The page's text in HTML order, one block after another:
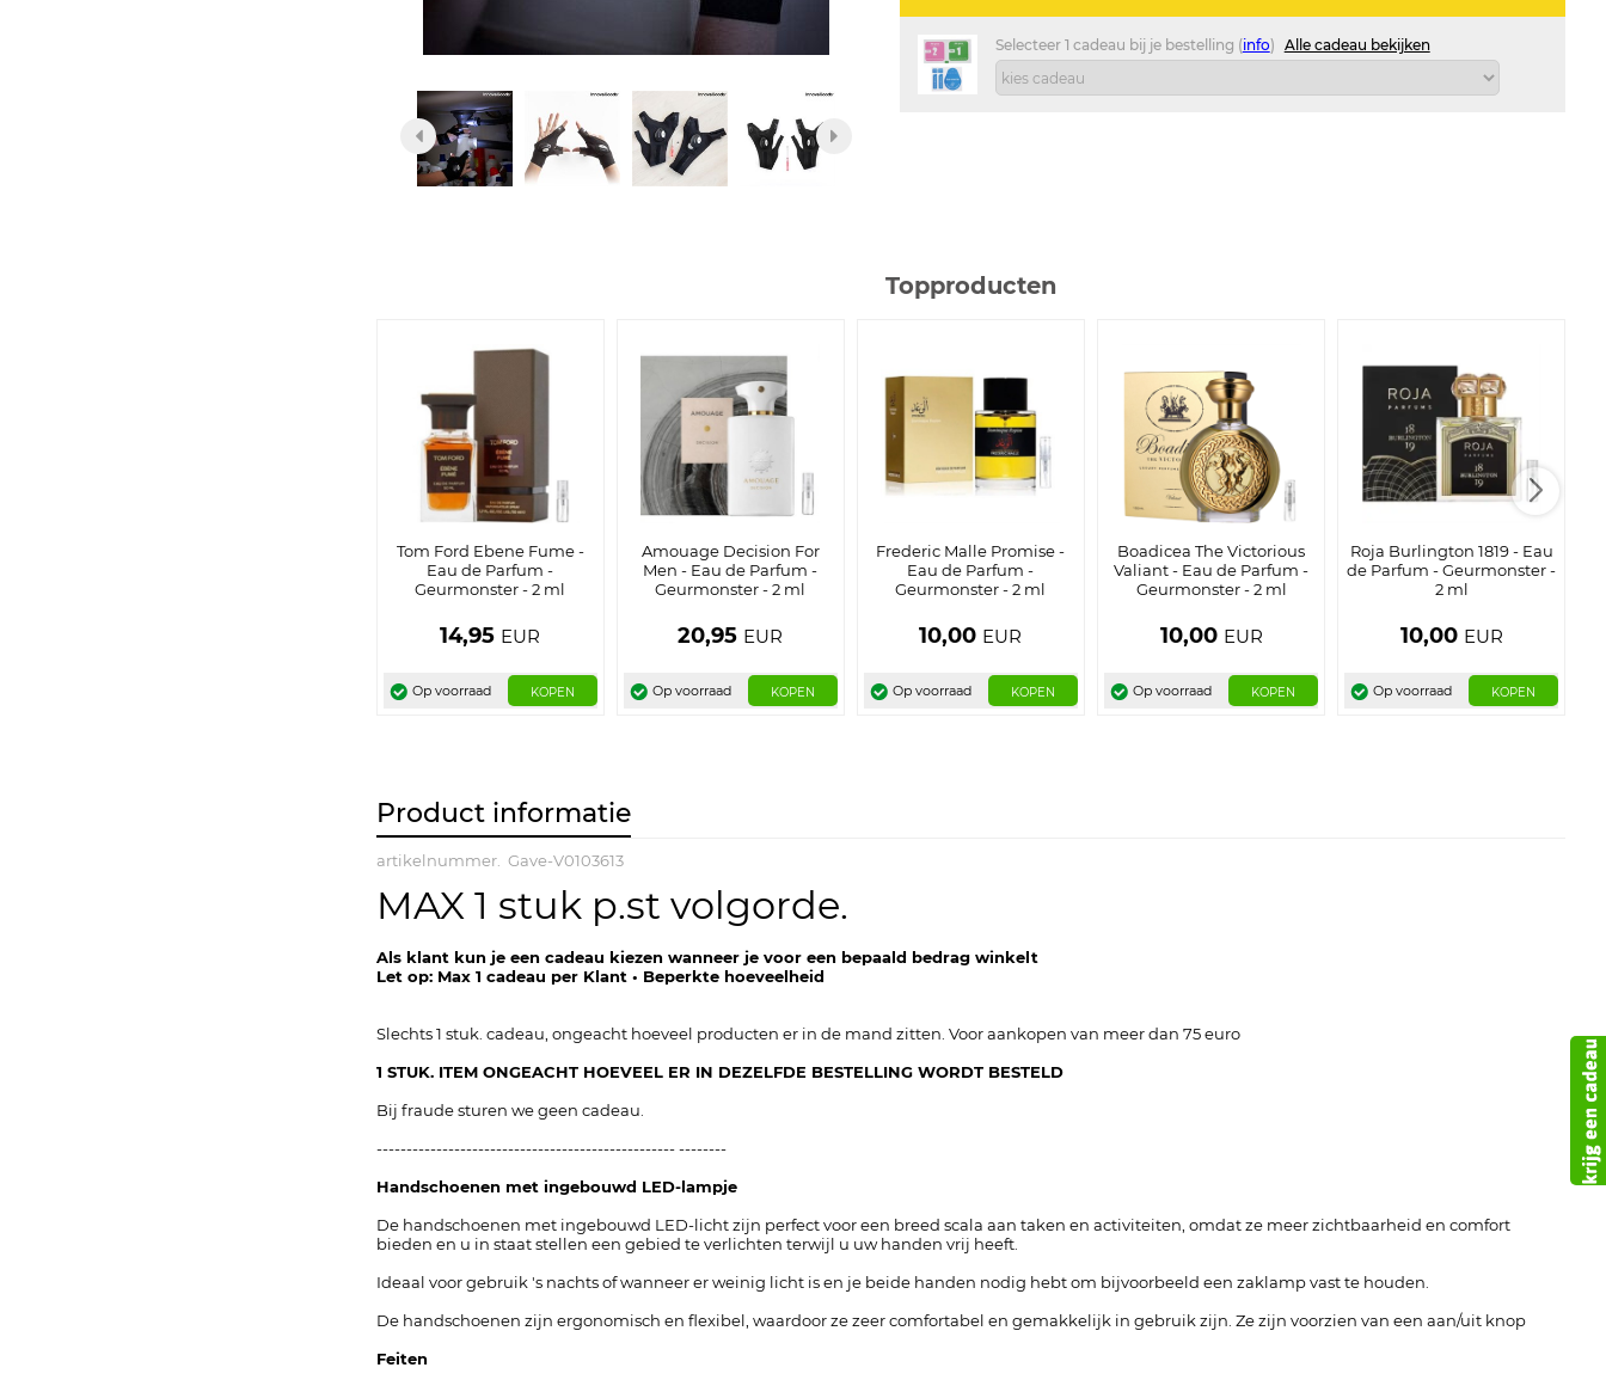
Selecteer 1 cadeau bij je bestelling (info) Alle cadeau bekijken
Topproducten
Tom Ford Ebene Fume -
Eau de Parfum -
Geurmonster - 2 ml
14,95 EUR
Op voorraad KOPEN
Amouage Decision For
Men - Eau de Parfum -
Geurmonster - 2 ml
20,95 EUR
Op voorraad KOPEN
Frederic Malle Promise -
Eau de Parfum -
Geurmonster - 2 ml
10,00 EUR
Op voorraad KOPEN
Boadicea The Victorious
Valiant - Eau de Parfum -
Geurmonster - 2 ml
10,00 EUR
Op voorraad KOPEN
Roja Burlington 1819 - Eau
de Parfum - Geurmonster -
2 ml
10,00 EUR
Op voorraad KOPEN
Product informatie
artikelnummer. Gave-V0103613
MAX 1 stuk p.st volgorde.
Als klant kun je een cadeau kiezen wanneer je voor een bepaald bedrag winkelt
Let op: Max 1 cadeau per Klant • Beperkte hoeveelheid
Slechts 1 stuk. cadeau, ongeacht hoeveel producten er in de mand zitten. Voor aankopen van meer dan 75 euro
1 STUK. ITEM ONGEACHT HOEVEEL ER IN DEZELFDE BESTELLING WORDT BESTELD
Bij fraude sturen we geen cadeau.
-------------------------------------------------- --------
Handschoenen met ingebouwd LED-lampje
De handschoenen met ingebouwd LED-licht zijn perfect voor een breed scala aan taken en activiteiten, omdat ze meer zichtbaarheid en comfort
bieden en u in staat stellen een gebied te verlichten terwijl u uw handen vrij heeft.
Ideaal voor gebruik 's nachts of wanneer er weinig licht is en je beide handen nodig hebt om bijvoorbeeld een zaklamp vast te houden.
De handschoenen zijn ergonomisch en flexibel, waardoor ze zeer comfortabel en gemakkelijk in gebruik zijn. Ze zijn voorzien van een aan/uit knop
Feiten